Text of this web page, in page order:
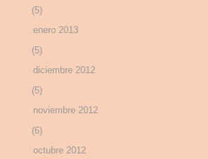
(5)
enero 2013
(5)
diciembre 2012
(5)
noviembre 2012
(6)
octubre 2012